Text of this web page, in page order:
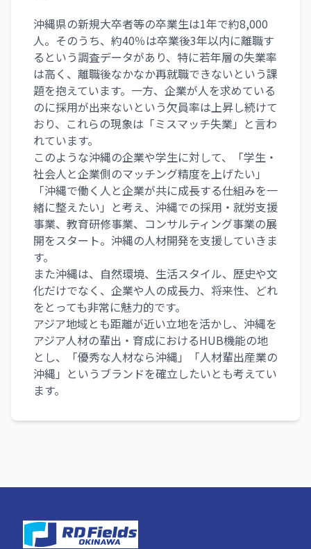
沖縄県の新規大卒者等の卒業生は1年で約8,000
人。そのうち、約40％は卒業後3年以内に離職す
るという調査データがあり、特に若年層の失業率
は高く、離職後なかなか再就職できないという課
題を抱えています。一方、企業が人を求めている
のに採用が出来ないという欠員率は上昇し続けて
おり、これらの現象は「ミスマッチ失業」と言わ
れています。
このような沖縄の企業や学生に対して、「学生・
社会人と企業側のマッチング精度を上げたい」
「沖縄で働く人と企業が共に成長する仕組みを一
緒に整えたい」と考え、沖縄での採用・就労支援
事業、教育研修事業、コンサルティング事業の展
開をスタート。沖縄の人材開発を支援していきま
す。
また沖縄は、自然環境、生活スタイル、歴史や文
化だけでなく、企業や人の成長力、将来性、どれ
をとっても非常に魅力的です。
アジア地域とも距離が近い立地を活かし、沖縄を
アジア人材の輩出・育成におけるHUB機能の地
とし、「優秀な人材なら沖縄」「人材輩出産業の
沖縄」というブランドを確立したいとも考えてい
ます。